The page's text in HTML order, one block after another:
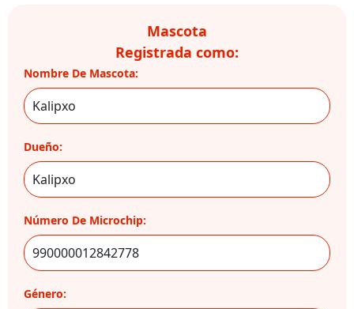
Mascota
Registrada como:
Nombre De Mascota:
Dueño:
Número De Microchip:
Género: